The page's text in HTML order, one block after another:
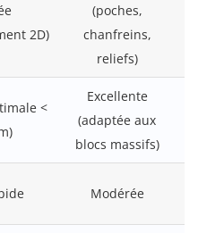
2D)
(poches,
chanfreins,
reliefs)
<
Excellente
(adaptée aux
blocs massifs)
Modérée